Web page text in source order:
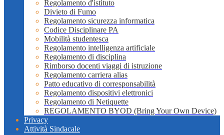
Regolamento d'istituto
Divieto di Fumo
Regolamento sicurezza informatica
Codice Disciplinare PA
Mobilità studentesca
Regolamento intelligenza artificiale
Regolamento di disciplina
Rimborso docenti viaggi di istruzione
Regolamento carriera alias
Patto educativo di corresponsabilità
Regolamento dispositivi elettronici
Regolamento di Netiquette
REGOLAMENTO BYOD (Bring Your Own Device)
Privacy
Attività Sindacale